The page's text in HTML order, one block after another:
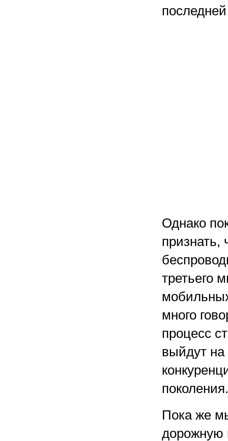
Однако
признать,
третьего
много
процесс
выйдут
поколения.
Пока же
дорожную